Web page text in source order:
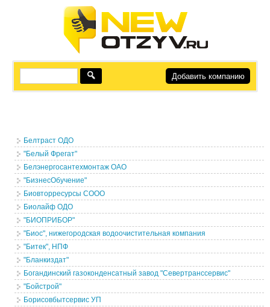
Добавить компанию
Белтраст ОДО
"Белый Фрегат"
Белэнергосантехмонтаж ОАО
"БизнесОбучение"
Биовторресурсы СООО
Биолайф ОДО
"БИОПРИБОР"
"Биос", нижегородская водоочистительная компания
"Битек", НПФ
"Бланкиздат"
Богандинский газоконденсатный завод "Севертранссервис"
"Бойстрой"
Борисовбытсервис УП